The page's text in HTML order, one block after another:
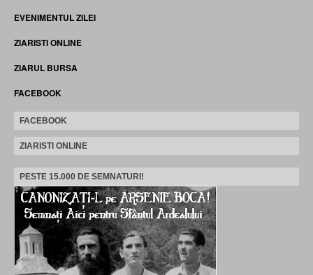
EVENIMENTUL ZILEI
ZIARISTI ONLINE
ZIARUL BURSA
FACEBOOK
FACEBOOK
ZIARISTI ONLINE
PESTE 15.000 DE SEMNATURI!